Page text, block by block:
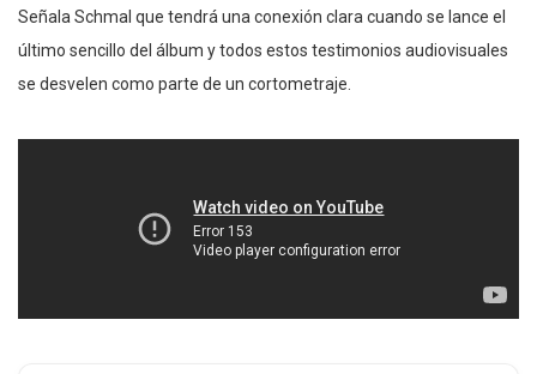
Señala Schmal que tendrá una conexión clara cuando se lance el
último sencillo del álbum y todos estos testimonios audiovisuales
se desvelen como parte de un cortometraje.